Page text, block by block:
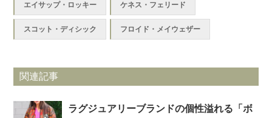
エイサップ・ロッキー ケネス・フェリード
スコット・ディシック フロイド・メイウェザー
関連記事
ラグジュアリーブランドの個性溢れる「ボ